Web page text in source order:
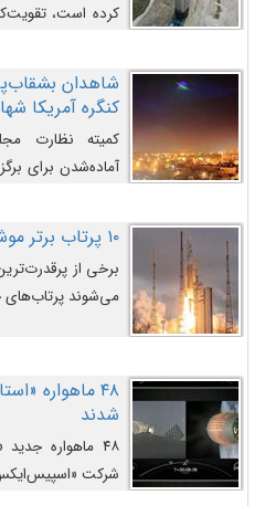
کرده است،
شاهدان
کنگره آمریکا
کمیته نظارت
آماده‌شدن برای
می‌دانند، است و
در مقابل آنها۱۰ پرتاب برتر موشک آریان ۵ در تمام ادوار
برخی از
می‌شوند پرتاب‌های
۴۸ ماهواره
شدند
۴۸ ماهواره
شرکت